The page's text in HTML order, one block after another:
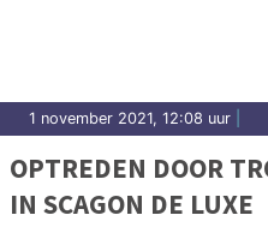
1 november 2021, 12:08 uur
OPTREDEN DOOR
IN SCAGON DE LUXE